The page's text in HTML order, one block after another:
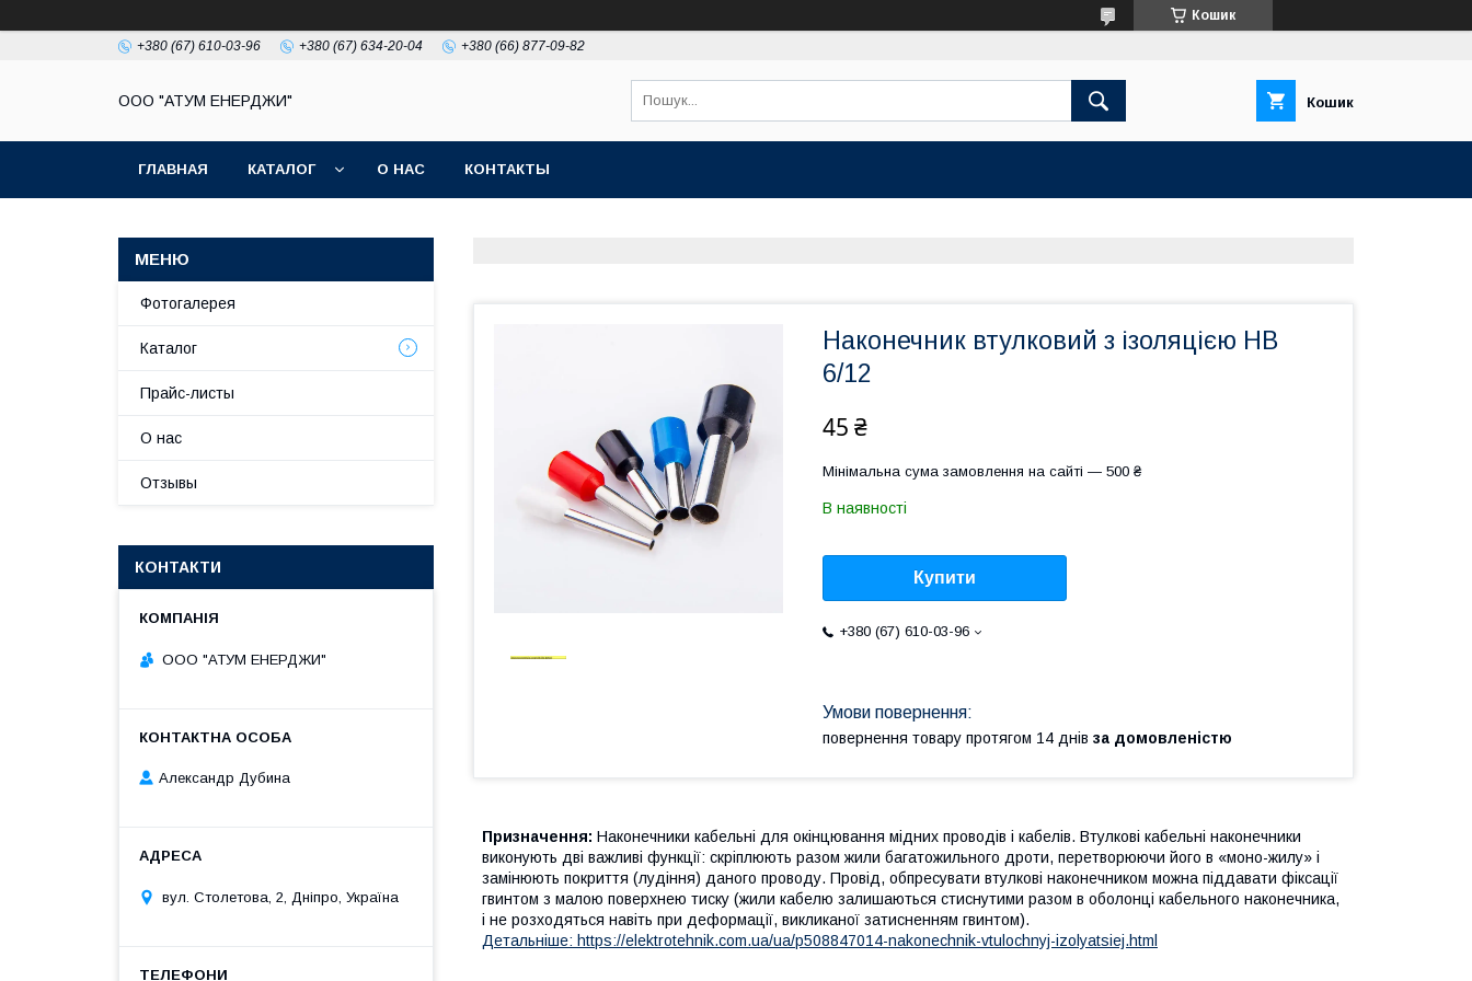
Кошик
+380 (67) 610-03-96 +380 (67) 634-20-04 +380 (66) 877-09-82
ООО "АТУМ ЕНЕРДЖИ" Кошик
ГЛАВНАЯ КАТАЛОГ О НАС КОНТАКТЫ
Наконечник втулковий з ізоляцією HB
6/12
45 ₴
Мінімальна сума замовлення на сайті — 500 ₴
В наявності
Купити
+380 (67) 610-03-96
повернення товару протягом 14 днів за домовленістю
Призначення: Наконечники кабельні для окінцювання мідних проводів і кабелів. Втулкові кабельні наконечники
виконують дві важливі функції: скріплюють разом жили багатожильного дроти, перетворюючи його в «моно-жилу» і
замінюють покриття (лудіння) даного проводу. Провід, обпресувати втулкові наконечником можна піддавати фіксації
гвинтом з малою поверхнею тиску (жили кабелю залишаються стиснутими разом в оболонці кабельного наконечника,
і не розходяться навіть при деформації, викликаної затисненням гвинтом).
Детальніше: https://elektrotehnik.com.ua/ua/p508847014-nakonechnik-vtulochnyj-izolyatsiej.html
Фотогалерея
Каталог
Прайс-листы
О нас
Отзывы
КОНТАКТИ
ООО "АТУМ ЕНЕРДЖИ"
Александр Дубина
вул. Столетова, 2, Дніпро, Україна